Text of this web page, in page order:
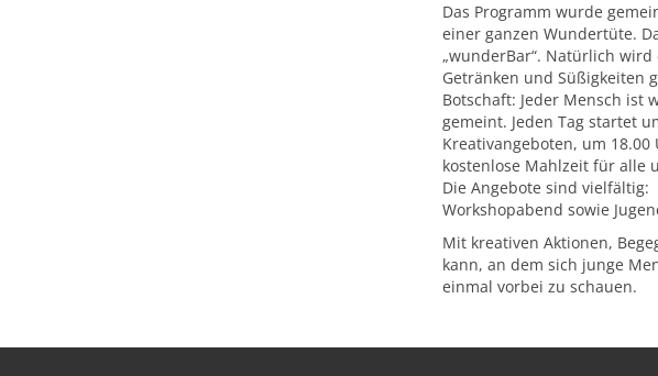
Das Programm wurde
einer ganzen Wundertüte.
„wunderBar“. Natürlich
Getränken und Süßigkeiten
Botschaft: Jeder Mensch ist
gemeint. Jeden Tag startet
Kreativangeboten, um
kostenlose Mahlzeit für alle
Die Angebote sind
Workshopabend sowie
Mit kreativen Aktionen,
kann, an dem sich junge
einmal vorbei zu schauen.